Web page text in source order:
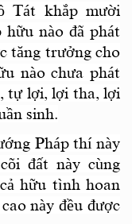
Tát khắp mười
nào đã phát
tăng trưởng cho
nào chưa phát
tự lợi, lợi tha, lợi
sinh.
Pháp thí này
đất này cùng
hữu tình hoan
này đều được